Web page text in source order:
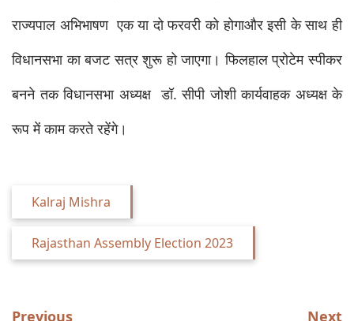
राज्यपाल अभिभाषण  एक या दो फरवरी को होगाऔर इसी के साथ ही
विधानसभा का बजट सत्र शुरू हो जाएगा। फिलहाल प्रोटेम स्पीकर
बनने तक विधानसभा अध्यक्ष  डॉ. सीपी जोशी कार्यवाहक अध्यक्ष के
रूप में काम करते रहेंगे।
Kalraj Mishra
Rajasthan Assembly Election 2023
Previous Next